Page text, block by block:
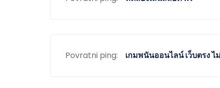
Povratni ping: เกมพนันออนไลน์ เว็บตรง ไ